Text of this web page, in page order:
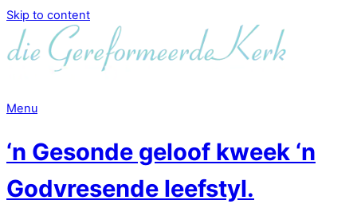
Skip to content
Menu
‘n Gesonde geloof kweek ‘n
Godvresende leefstyl.